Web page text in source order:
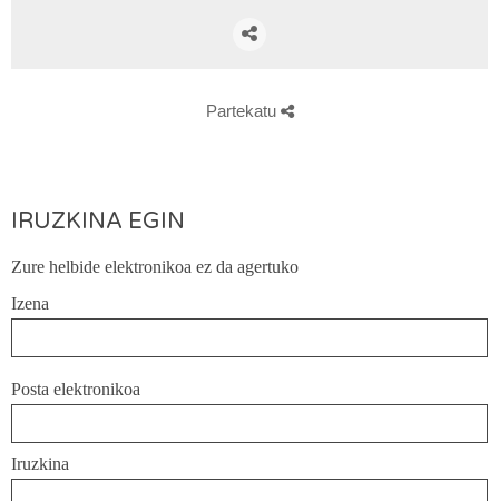
Partekatu
IRUZKINA EGIN
Zure helbide elektronikoa ez da agertuko
Izena
Posta elektronikoa
Iruzkina